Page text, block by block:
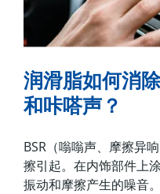
润滑脂如何消
和咔嗒声？
BSR（嗡嗡声、摩擦异
擦引起。在内饰部件上
振动和摩擦产生的噪音